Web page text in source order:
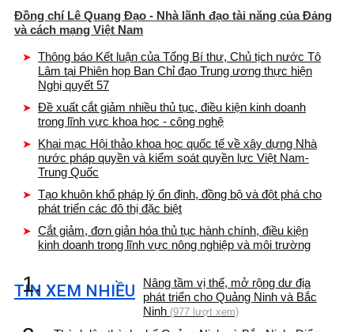
Đồng chí Lê Quang Đạo - Nhà lãnh đạo tài năng của Đảng
và cách mạng Việt Nam
Thông báo Kết luận của Tổng Bí thư, Chủ tịch nước Tô
Lâm tại Phiên họp Ban Chỉ đạo Trung ương thực hiện
Nghị quyết 57
Đề xuất cắt giảm nhiều thủ tục, điều kiện kinh doanh
trong lĩnh vực khoa học - công nghệ
Khai mạc Hội thảo khoa học quốc tế về xây dựng Nhà
nước pháp quyền và kiểm soát quyền lực Việt Nam-
Trung Quốc
Tạo khuôn khổ pháp lý ổn định, đồng bộ và đột phá cho
phát triển các đô thị đặc biệt
Cắt giảm, đơn giản hóa thủ tục hành chính, điều kiện
kinh doanh trong lĩnh vực nông nghiệp và môi trường
TIN XEM NHIỀU
1.
Nâng tầm vị thế, mở rộng dư địa
phát triển cho Quảng Ninh và Bắc
Ninh (977 lượt xem)